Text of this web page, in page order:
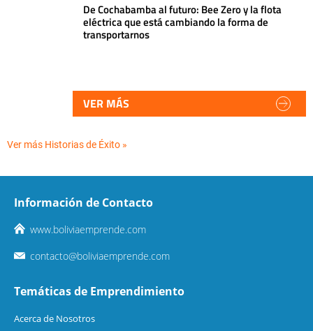
De Cochabamba al futuro: Bee Zero y la flota
eléctrica que está cambiando la forma de
transportarnos
VER MÁS
Ver más Historias de Éxito »
Información de Contacto
www.boliviaemprende.com
contacto@boliviaemprende.com
Temáticas de Emprendimiento
Acerca de Nosotros